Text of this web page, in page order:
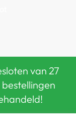
van 27
bestellingen